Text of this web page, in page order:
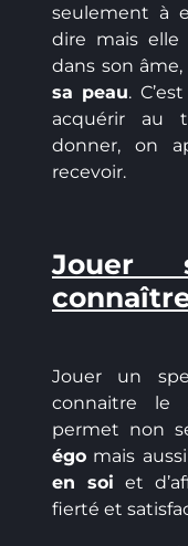
seulement à
dire mais elle
dans son âme,
sa peau.
acquérir au
donner, on
recevoir.
Jouer
Jouer un
connaitre le
permet non
égo mais
en soi et
fierté et